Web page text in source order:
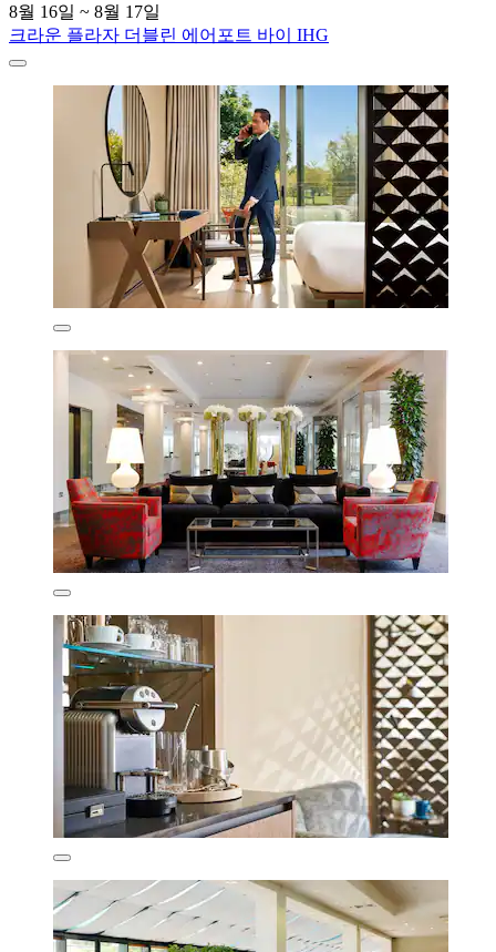
8월 16일 ~ 8월 17일
크라운 플라자 더블린 에어포트 바이 IHG